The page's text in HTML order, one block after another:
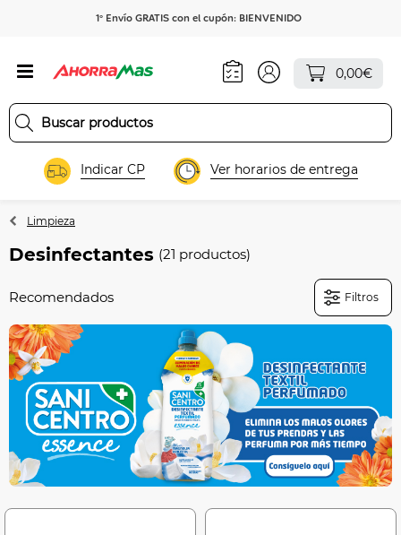
1º Envío GRATIS con el cupón: BIENVENIDO
0,00€
Indicar CP Ver horarios de entrega
Limpieza
Desinfectantes (21 productos)
Filtros